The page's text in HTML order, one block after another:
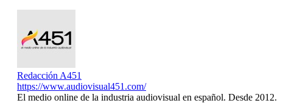
Redacción A451
https://www.audiovisual451.com/
El medio online de la industria audiovisual en español. Desde 2012.